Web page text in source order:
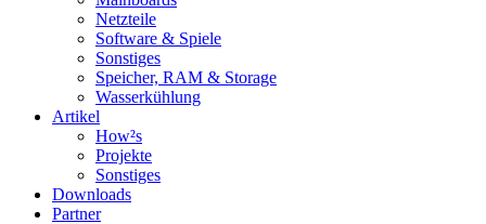
Netzteile
Software & Spiele
Sonstiges
Speicher, RAM & Storage
Wasserkühlung
Artikel
How²s
Projekte
Sonstiges
Downloads
Partner